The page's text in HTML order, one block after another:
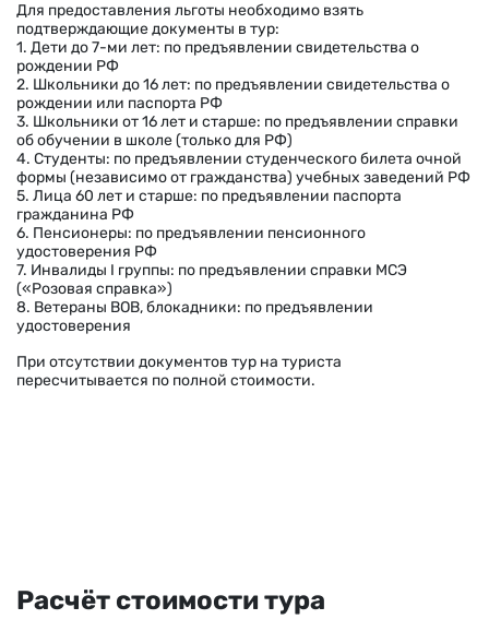
Для предоставления льготы необходимо взять
подтверждающие документы в тур:
1. Дети до 7-ми лет: по предъявлении свидетельства о
рождении РФ
2. Школьники до 16 лет: по предъявлении свидетельства о
рождении или паспорта РФ
3. Школьники от 16 лет и старше: по предъявлении справки
об обучении в школе (только для РФ)
4. Студенты: по предъявлении студенческого билета очной
формы (независимо от гражданства) учебных заведений РФ
5. Лица 60 лет и старше: по предъявлении паспорта
гражданина РФ
6. Пенсионеры: по предъявлении пенсионного
удостоверения РФ
7. Инвалиды I группы: по предъявлении справки МСЭ
(«Розовая справка»)
8. Ветераны ВОВ, блокадники: по предъявлении
удостоверения
При отсутствии документов тур на туриста
пересчитывается по полной стоимости.
Расчёт стоимости тура